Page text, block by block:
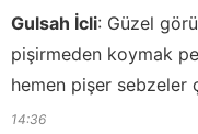
Gulsah İcli: Güzel
pişirmeden koymak
hemen pişer sebzeler
14:36